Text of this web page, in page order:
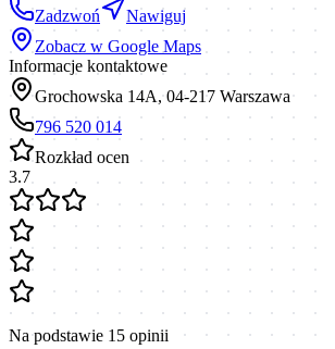
Zadzwoń
Nawiguj
Zobacz w Google Maps
Informacje kontaktowe
Grochowska 14A, 04-217 Warszawa
796 520 014
Rozkład ocen
3.7
Na podstawie 15 opinii